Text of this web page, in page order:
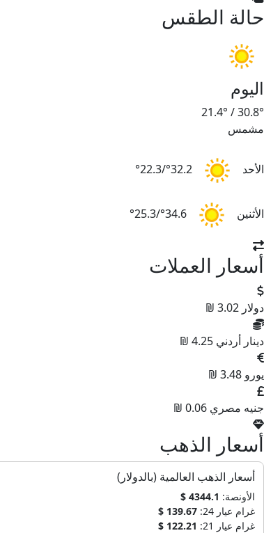
حالة الطقس
اليوم
30.8°
/
21.4°
مشمس
الأحد 32.2°/22.3°
الأثنين 34.6°/25.3°
أسعار العملات
دولار 3.02 ₪
دينار أردني 4.25 ₪
يورو 3.48 ₪
جنيه مصري 0.06 ₪
أسعار الذهب
أسعار الذهب العالمية (بالدولار)
الأونصة: 4344.1 $
غرام عيار 24:
139.67 $
غرام عيار 21:
122.21 $